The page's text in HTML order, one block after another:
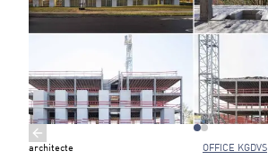
Previous slide
architecte
OFFICE KGDVS